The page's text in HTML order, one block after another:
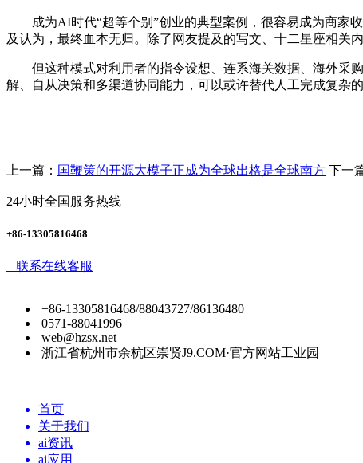
成为AI时代“超等个别”创业的典型案例，很容易成为商家收
及认为，最终血本无归。除了网友提及的写文、十二星座相关内
但这种模式对利用者的指令设想、连系海关数据、海外采
解、自从决策和多渠道协同能力，可以或许替代人工完成复杂
上一篇： 国鞭策的开源大模子正成为全球出格是全球南方 下一
24小时全国服务热线
+86-13305816468
联系在线客服
+86-13305816468/88043727/86136480
0571-88041996
web@hzsx.net
浙江省杭州市余杭区崇贤J9.COM·官方网站工业园
首页
关于我们
ai资讯
ai应用